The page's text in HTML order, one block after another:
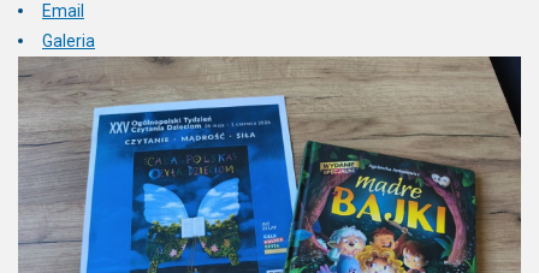
Email
Galeria